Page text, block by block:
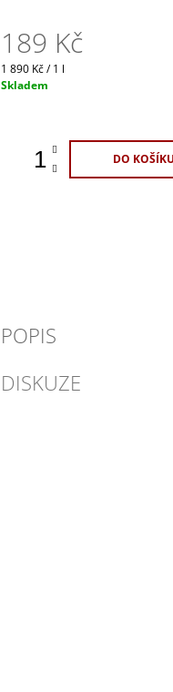
189 Kč
Měrná
cena:
1 890 Kč / 1 l
Skladem
DO KOŠÍKU
POPIS
DISKUZE